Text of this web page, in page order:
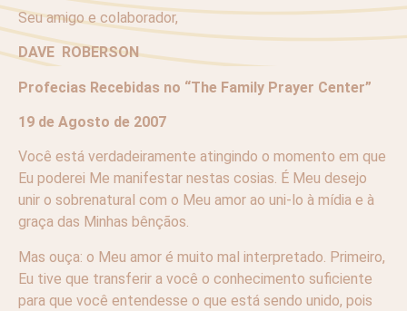
Seu amigo e colaborador,
DAVE ROBERSON
Profecias Recebidas no “The Family Prayer Center”
19 de Agosto de 2007
Você está verdadeiramente atingindo o momento em que
Eu poderei Me manifestar nestas cosias. É Meu desejo
unir o sobrenatural com o Meu amor ao uni-lo à mídia e à
graça das Minhas bênçãos.
Mas ouça: o Meu amor é muito mal interpretado. Primeiro,
Eu tive que transferir a você o conhecimento suficiente
para que você entendesse o que está sendo unido, pois